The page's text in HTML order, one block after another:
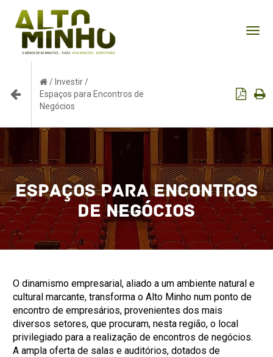
/ Investir/
Espaços para Encontros de
Negócios
Espaços para Encontros
de Negócios
O dinamismo empresarial, aliado a um ambiente natural e
cultural marcante, transforma o Alto Minho num ponto de
encontro de empresários, provenientes dos mais
diversos setores, que procuram, nesta região, o local
privilegiado para a realização de encontros de negócios.
A ampla oferta de salas e auditórios, dotados de